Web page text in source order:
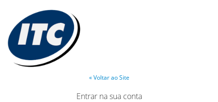
« Voltar ao Site
Entrar na sua conta